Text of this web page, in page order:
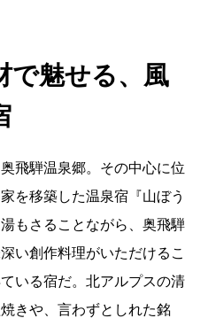
で魅せる、風
飛騨温泉郷。その中心に位
を移築した温泉宿『山ぼう
もさることながら、奥飛騨
い創作料理がいただけるこ
いる宿だ。北アルプスの清
きや、言わずとしれた銘